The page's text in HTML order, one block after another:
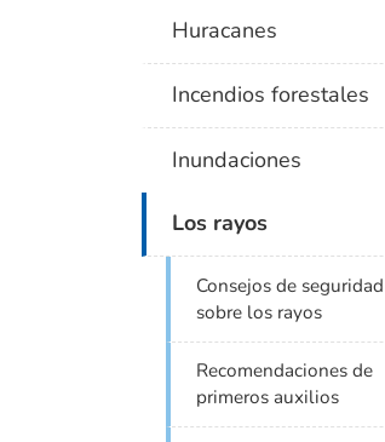
Huracanes
Incendios forestales
Inundaciones
Los rayos
Consejos de seguridad
sobre los rayos
Recomendaciones de
primeros auxilios